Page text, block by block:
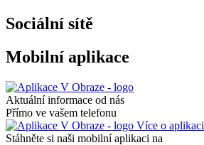
Sociální sítě
Mobilní aplikace
Aktuální informace od nás
Přímo ve vašem telefonu
Více o aplikaci
Stáhněte si naši mobilní aplikaci na